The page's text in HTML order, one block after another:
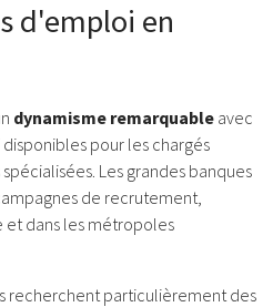
d'emploi en
dynamisme remarquable avec
pour les chargés
Les grandes banques
de recrutement,
dans les métropoles
recherchent particulièrement des